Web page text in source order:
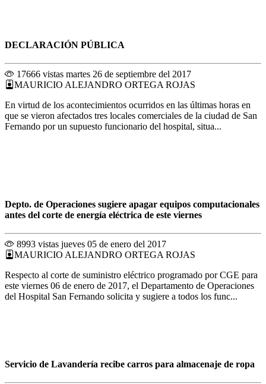
DECLARACIÓN PÚBLICA
17666 vistas martes 26 de septiembre del 2017
MAURICIO ALEJANDRO ORTEGA ROJAS
En virtud de los acontecimientos ocurridos en las últimas horas en
que se vieron afectados tres locales comerciales de la ciudad de San
Fernando por un supuesto funcionario del hospital, situa...
Depto. de Operaciones sugiere apagar equipos computacionales
antes del corte de energía eléctrica de este viernes
8993 vistas jueves 05 de enero del 2017
MAURICIO ALEJANDRO ORTEGA ROJAS
Respecto al corte de suministro eléctrico programado por CGE para
este viernes 06 de enero de 2017, el Departamento de Operaciones
del Hospital San Fernando solicita y sugiere a todos los func...
Servicio de Lavandería recibe carros para almacenaje de ropa